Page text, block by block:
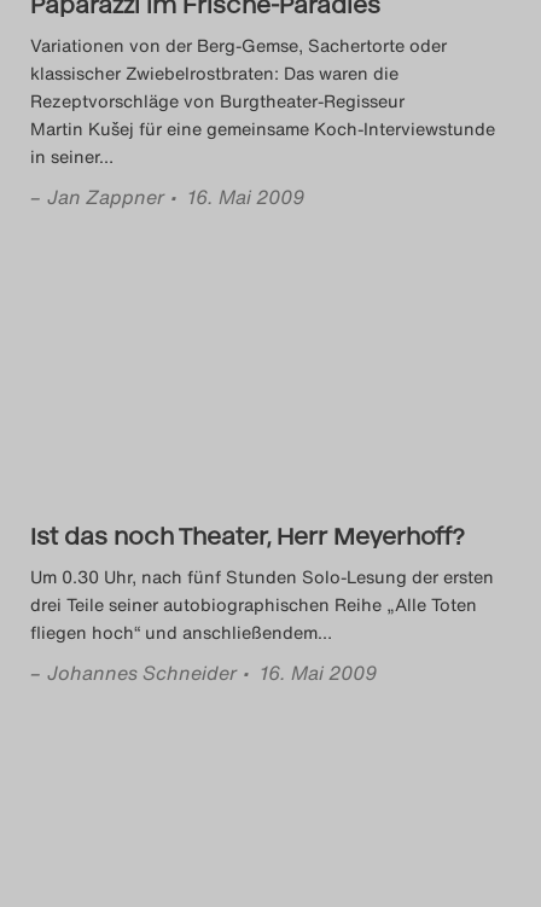
Variationen von der Berg-Gemse, Sachertorte oder
klassischer Zwiebelrostbraten: Das waren die
Rezeptvorschläge von Burgtheater-Regisseur
Martin Kušej für eine gemeinsame Koch-Interviewstunde
in seiner…
– Jan Zappner • 16. Mai 2009
Ist das noch Theater, Herr Meyerhoff?
Um 0.30 Uhr, nach fünf Stunden Solo-Lesung der ersten
drei Teile seiner autobiographischen Reihe „Alle Toten
fliegen hoch“ und anschließendem…
– Johannes Schneider • 16. Mai 2009